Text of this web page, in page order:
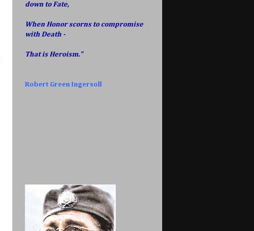
down to Fate,
When Honor scorns to compromise
with Death -
That is Heroism."
Robert Green Ingersoll